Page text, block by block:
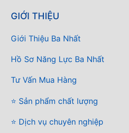
GIỚI THIỆU
Giới Thiệu Ba Nhất
Hồ Sơ Năng Lực Ba Nhất
Tư Vấn Mua Hàng
⭐ Sản phẩm chất lượng
⭐ Dịch vụ chuyên nghiệp